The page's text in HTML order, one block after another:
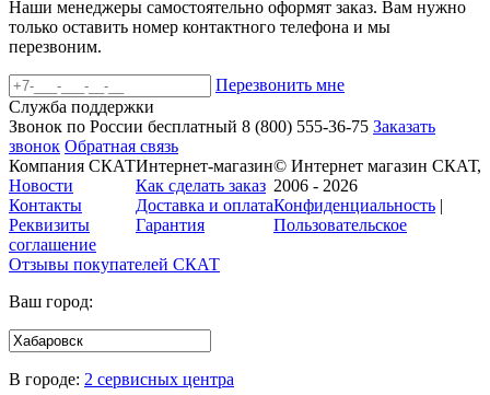
Наши менеджеры самостоятельно оформят заказ. Вам нужно
только оставить номер контактного телефона и мы
перезвоним.
Перезвонить мне
Служба поддержки
Звонок по России бесплатный 8 (800) 555-36-75 Заказать
звонок Обратная связь
Компания СКАТ
Новости
Контакты
Реквизиты
Интернет-магазин
Как сделать заказ
Доставка и оплата
Гарантия
© Интернет магазин СКАТ,
2006 - 2026
Конфиденциальность |
Пользовательское
соглашение
Отзывы покупателей СКАТ
Ваш город:
В городе: 2 сервисных центра